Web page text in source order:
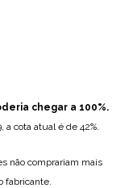
chegar a 100%.
cota atual é de 42%.
não comprariam mais
fabricante.